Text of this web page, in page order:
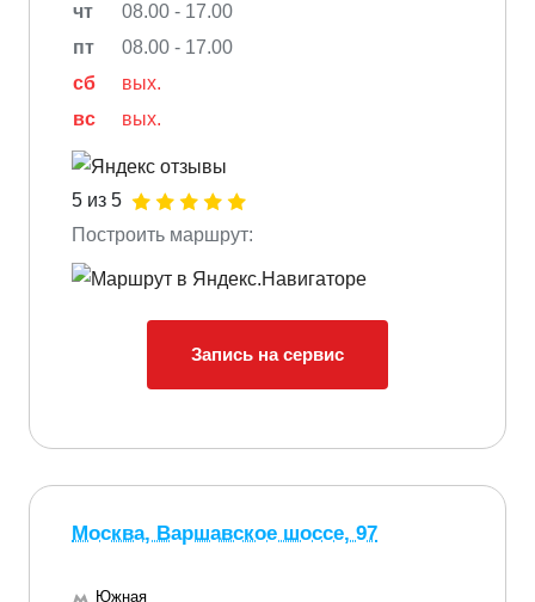
чт
08.00 - 17.00
пт
08.00 - 17.00
сб
вых.
вс
вых.
5 из 5
Построить маршрут:
Запись на сервис
Москва, Варшавское шоссе, 97
Южная